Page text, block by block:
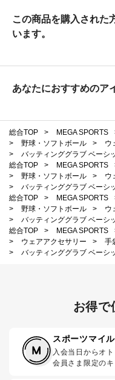
この商品を購入された
います。
あなたにおすすめのア
総合TOP > MEGA SPORTS
>
野球・ソフトボール > ウ
>
バッティンググラブ ベーシ
総合TOP
> MEGA SPORTS
>
野球・ソフトボール > ウ
>
バッティンググラブ ベーシ
総合TOP
> MEGA SPORTS
>
野球・ソフトボール > ウ
>
バッティンググラブ ベーシ
総合TOP
> MEGA SPORTS
>
ウェアアクセサリー >
手
>
バッティンググラブ ベーシ
お得で
スポーツマイ
入会当日からオ
会員さま限定の